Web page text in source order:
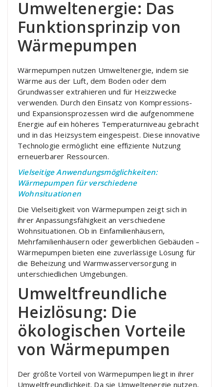
Umweltenergie: Das
Funktionsprinzip von
Wärmepumpen
Wärmepumpen nutzen Umweltenergie, indem sie
Wärme aus der Luft, dem Boden oder dem
Grundwasser extrahieren und für Heizzwecke
verwenden. Durch den Einsatz von Kompressions-
und Expansionsprozessen wird die aufgenommene
Energie auf ein höheres Temperaturniveau gebracht
und in das Heizsystem eingespeist. Diese innovative
Technologie ermöglicht eine effiziente Nutzung
erneuerbarer Ressourcen.
Vielseitige Anwendungsmöglichkeiten:
Wärmepumpen für verschiedene
Wohnsituationen
Die Vielseitigkeit von Wärmepumpen zeigt sich in
ihrer Anpassungsfähigkeit an verschiedene
Wohnsituationen. Ob in Einfamilienhäusern,
Mehrfamilienhäusern oder gewerblichen Gebäuden –
Wärmepumpen bieten eine zuverlässige Lösung für
die Beheizung und Warmwasserversorgung in
unterschiedlichen Umgebungen.
Umweltfreundliche
Heizlösung: Die
ökologischen Vorteile
von Wärmepumpen
Der größte Vorteil von Wärmepumpen liegt in ihrer
Umweltfreundlichkeit. Da sie Umweltenergie nutzen,